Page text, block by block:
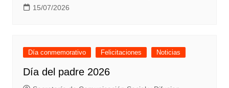
15/07/2026
Día conmemorativo Felicitaciones Noticias
Día del padre 2026